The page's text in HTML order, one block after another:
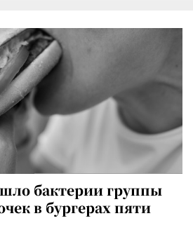
бактерии группы
в бургерах пяти